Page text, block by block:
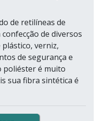
de retilíneas de
de diversos
verniz,
de segurança e
poliéster é muito
sua fibra sintética é